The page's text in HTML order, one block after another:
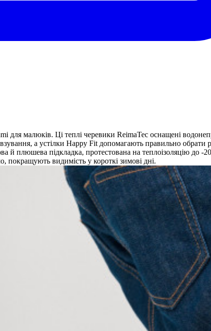
для малюків. Ці теплі черевики ReimaTec оснащені
а устілки Happy Fit допомагають правильно обрати
й плюшева підкладка, протестована на теплоізоляцію до -
видимість у короткі зимові дні.